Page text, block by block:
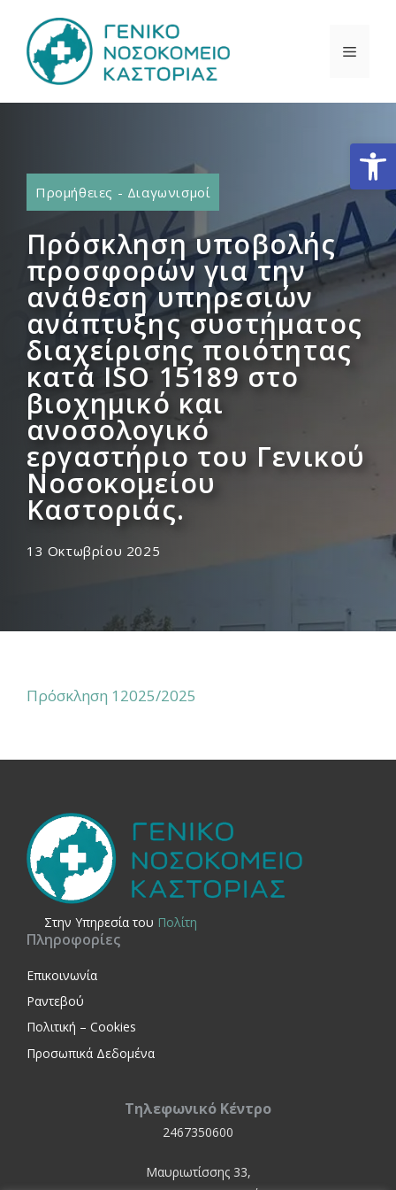
περιεχόμενο
Προμήθειες - Διαγωνισμοί
Πρόσκληση υποβολής
προσφορών για την
ανάθεση υπηρεσιών
ανάπτυξης συστήματος
διαχείρισης ποιότητας
κατά ISO 15189 στο
βιοχημικό και
ανοσολογικό
εργαστήριο του Γενικού
Νοσοκομείου
Καστοριάς.
13 Οκτωβρίου 2025
Πρόσκληση 12025/2025
Στην Yπηρεσία του Πολίτη
Πληροφορίες
Επικοινωνία
Ραντεβού
Πολιτική – Cookies
Προσωπικά Δεδομένα
Τηλεφωνικό Κέντρο
2467350600
Μαυριωτίσσης 33,